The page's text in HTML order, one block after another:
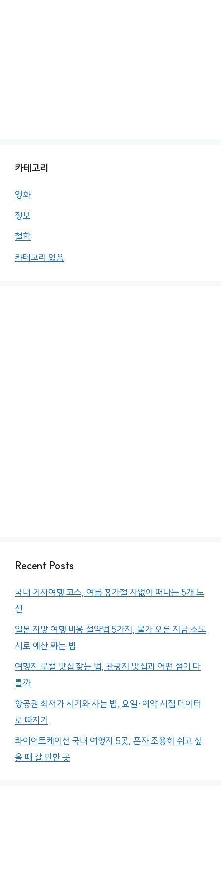
카테고리
영화
정보
철학
카테고리 없음
Recent Posts
국내 기차여행 코스, 여름 휴가철 차없이 떠나는 5개 노
선
일본 지방 여행 비용 절약법 5가지, 물가 오른 지금 소도
시로 예산 짜는 법
여행지 로컬 맛집 찾는 법, 관광지 맛집과 어떤 점이 다
를까
항공권 최저가 시기와 사는 법, 요일·예약 시점 데이터
로 따지기
콰이어트케이션 국내 여행지 5곳, 혼자 조용히 쉬고 싶
을 때 갈 만한 곳